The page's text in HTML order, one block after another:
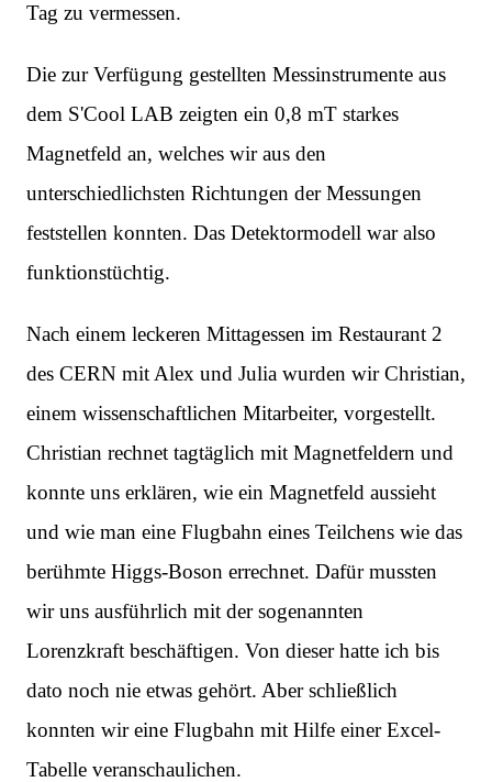
Tag zu vermessen.
Die zur Verfügung gestellten Messinstrumente aus
dem S'Cool LAB zeigten ein 0,8 mT starkes
Magnetfeld an, welches wir aus den
unterschiedlichsten Richtungen der Messungen
feststellen konnten. Das Detektormodell war also
funktionstüchtig.
Nach einem leckeren Mittagessen im Restaurant 2
des CERN mit Alex und Julia wurden wir Christian,
einem wissenschaftlichen Mitarbeiter, vorgestellt.
Christian rechnet tagtäglich mit Magnetfeldern und
konnte uns erklären, wie ein Magnetfeld aussieht
und wie man eine Flugbahn eines Teilchens wie das
berühmte Higgs-Boson errechnet. Dafür mussten
wir uns ausführlich mit der sogenannten
Lorenzkraft beschäftigen. Von dieser hatte ich bis
dato noch nie etwas gehört. Aber schließlich
konnten wir eine Flugbahn mit Hilfe einer Excel-
Tabelle veranschaulichen.